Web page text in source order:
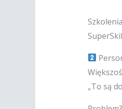
„To są